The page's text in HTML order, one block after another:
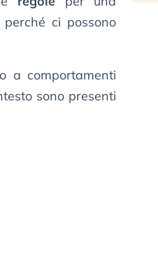
ci possono
a comportamenti
sono presenti